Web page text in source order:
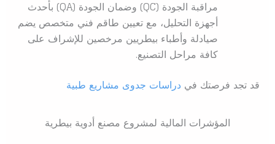
مراقبة الجودة (QC) وضمان الجودة (QA) بأحدث
أجهزة التحليل، مع تعيين طاقم فني متخصص يضم
صيادلة وأطباء بيطريين مرخصين للإشراف على
كافة مراحل التصنيع.
قد تجد فرصتك في دراسات جدوى مشاريع طبية
المؤشرات المالية لمشروع مصنع أدوية بيطرية